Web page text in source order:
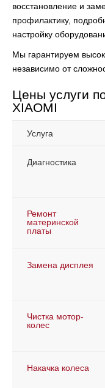
восстановление и
профилактику,
настройку
Мы гарантируем
независимо от
Цены услуги
XIAOMI
Услуга
Диагностика
Ремонт
материнской
платы
Замена дисплея
Чистка мотор-
колес
Накачка колеса